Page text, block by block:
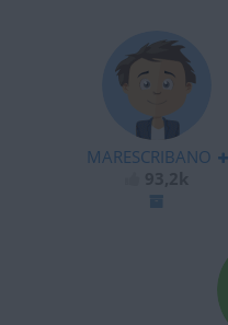
MARESCRIBANO